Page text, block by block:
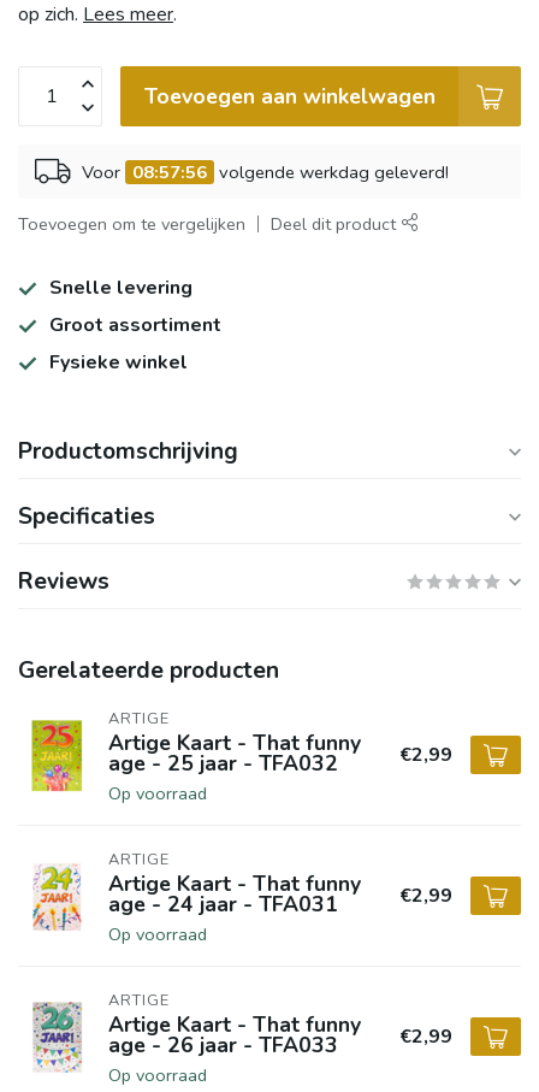
op zich. Lees meer.
Toevoegen aan winkelwagen
Voor 08:57:56 volgende werkdag geleverd!
Toevoegen om te vergelijken Deel dit product
Snelle levering
Groot assortiment
Fysieke winkel
Productomschrijving
Specificaties
Reviews
Gerelateerde producten
ARTIGE
Artige Kaart - That funny
age - 25 jaar - TFA032
Op voorraad
€2,99
ARTIGE
Artige Kaart - That funny
age - 24 jaar - TFA031
Op voorraad
€2,99
ARTIGE
Artige Kaart - That funny
age - 26 jaar - TFA033
Op voorraad
€2,99